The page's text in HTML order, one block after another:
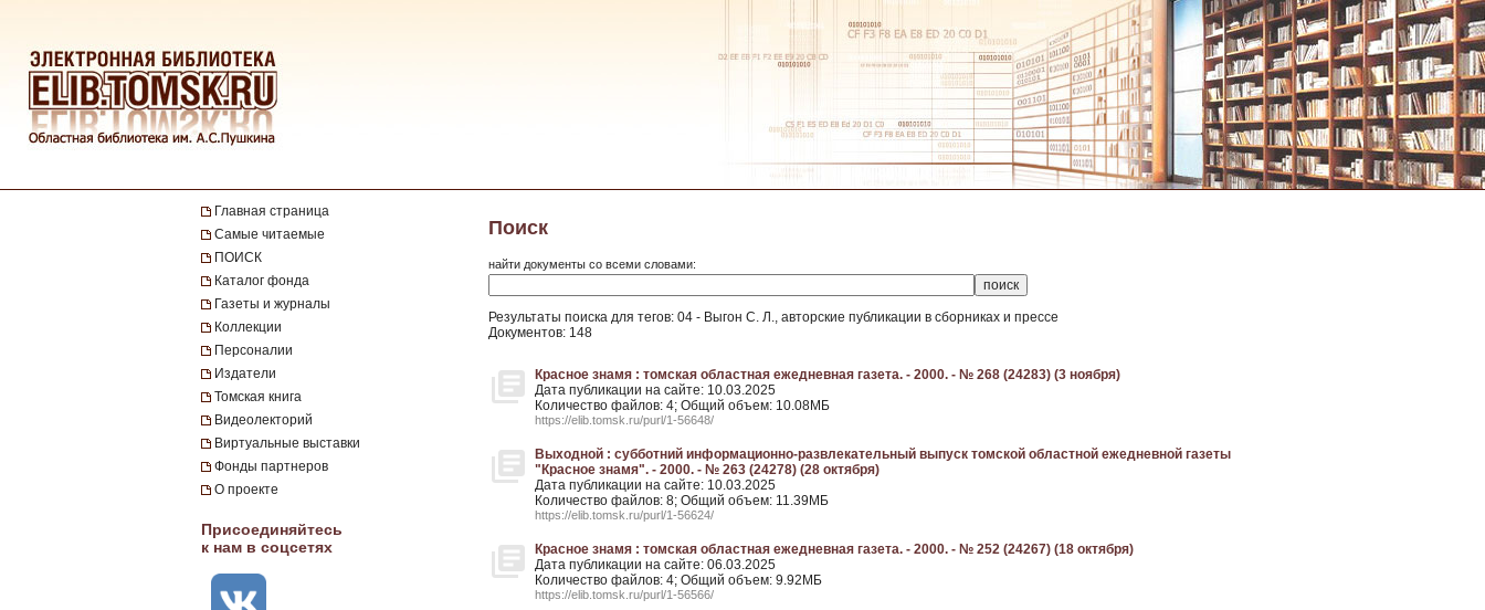
Главная страница
Самые читаемые
ПОИСК
Каталог фонда
Газеты и журналы
Коллекции
Персоналии
Издатели
Томская книга
Видеолекторий
Виртуальные выставки
Фонды партнеров
О проекте
Присоединяйтесь
к нам в соцсетях
Поиск
найти документы со всеми словами:
Результаты поиска для тегов: 04 - Выгон С. Л., авторские публикации в сборниках и прессе
Документов: 148
Красное знамя : томская областная ежедневная газета. - 2000. - № 268 (24283) (3 ноября)
Дата публикации на сайте: 10.03.2025
Количество файлов: 4; Общий объем: 10.08МБ
https://elib.tomsk.ru/purl/1-56648/
Выходной : субботний информационно-развлекательный выпуск томской областной ежедневной газеты
"Красное знамя". - 2000. - № 263 (24278) (28 октября)
Дата публикации на сайте: 10.03.2025
Количество файлов: 8; Общий объем: 11.39МБ
https://elib.tomsk.ru/purl/1-56624/
Красное знамя : томская областная ежедневная газета. - 2000. - № 252 (24267) (18 октября)
Дата публикации на сайте: 06.03.2025
Количество файлов: 4; Общий объем: 9.92МБ
https://elib.tomsk.ru/purl/1-56566/